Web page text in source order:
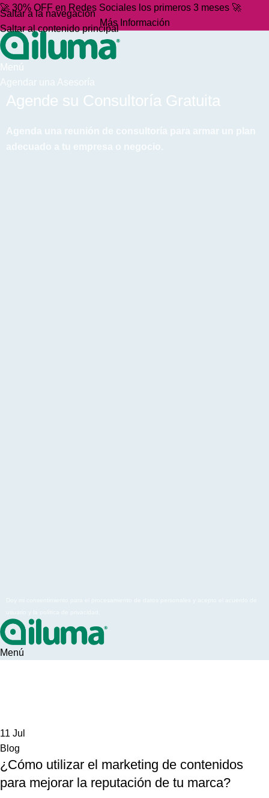
Saltar a la navegación
Saltar al contenido principal
🚀 30% OFF en Redes Sociales los primeros 3 meses 🚀
Más Información
Menú
Agendar una Asesoría
Agende su Consultoría Gratuita
Menú
11 Jul
Blog
¿Cómo utilizar el marketing de contenidos
para mejorar la reputación de tu marca?